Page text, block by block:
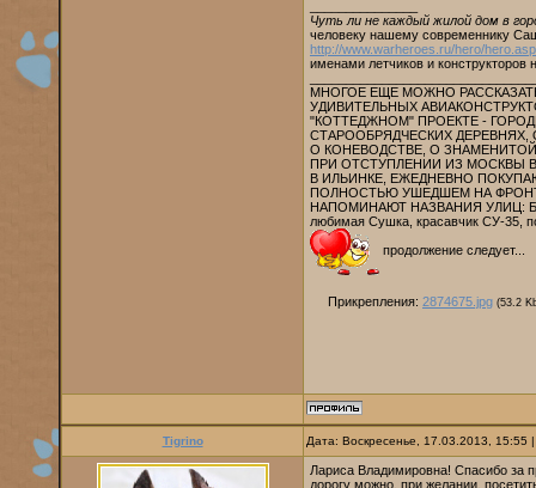
Чуть ли не каждый жилой дом в
человеку нашему современнику
http://www.warheroes.ru/hero/
именами летчиков и
МНОГОЕ ЕЩЕ МОЖНО
УДИВИТЕЛЬНЫХ
"КОТТЕДЖНОМ" ПРОЕКТЕ -
СТАРООБРЯДЧЕСКИХ
О КОНЕВОДСТВЕ, О
ПРИ ОТСТУПЛЕНИИ ИЗ МОСКВЫ
В ИЛЬИНКЕ, ЕЖЕДНЕВНО
ПОЛНОСТЬЮ УШЕДШЕМ НА ФРОНТ
НАПОМИНАЮТ НАЗВАНИЯ УЛИЦ:
любимая Сушка, красавчик СУ-35,
продолжение следует...
Прикрепления: 2874675.jpg (53.2
Tigrino Дата: Воскресенье, 17.03.2013,
Лариса Владимировна! Спасибо за
дорогу можно, при желании,